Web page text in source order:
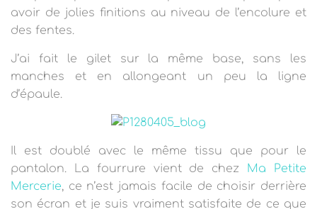
avoir de jolies finitions au niveau de l’encolure et
des fentes.
J’ai fait le gilet sur la même base, sans les
manches et en allongeant un peu la ligne
d’épaule.
Il est doublé avec le même tissu que pour le
pantalon. La fourrure vient de chez
Ma Petite
Mercerie, ce n’est jamais facile de choisir derrière
son écran et je suis vraiment satisfaite de ce que